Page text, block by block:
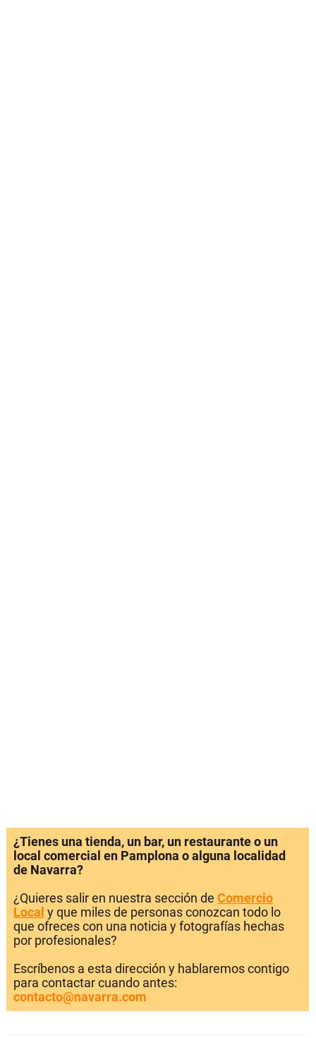
¿Tienes una tienda, un bar, un restaurante o un
local comercial en Pamplona o alguna localidad
de Navarra?
¿Quieres salir en nuestra sección de Comercio
Local y que miles de personas conozcan todo lo
que ofreces con una noticia y fotografías hechas
por profesionales?
Escríbenos a esta dirección y hablaremos contigo
para contactar cuando antes:
contacto@navarra.com